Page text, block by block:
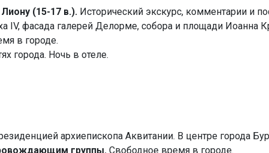
(15-17 в.). Исторический экскурс, комментарии и
IV, фасада галерей Делорме, собора и площади Иоанна
в городе.
города. Ночь в отеле.
архиепископа Аквитании. В центре города
группы. Свободное время в городе.